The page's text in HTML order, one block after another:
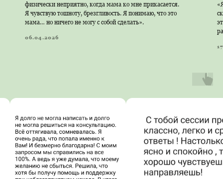
физически неприятно, когда мама ко мне прикасается.
Я чувствую тошноту, брезгливость. Я понимаю, что это
мама… но ничего не могу с собой сделать».
06.04.2026